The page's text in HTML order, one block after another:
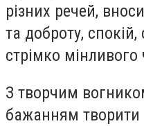
різних речей,
та доброту,
стрімко мінливого
З творчим
бажанням